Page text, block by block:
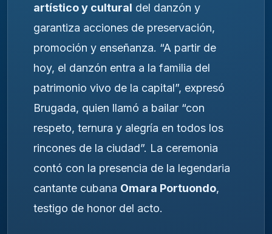
artístico y cultural del danzón y
garantiza acciones de preservación,
promoción y enseñanza. “A partir de
hoy, el danzón entra a la familia del
patrimonio vivo de la capital”, expresó
Brugada, quien llamó a bailar “con
respeto, ternura y alegría en todos los
rincones de la ciudad”. La ceremonia
contó con la presencia de la legendaria
cantante cubana Omara Portuondo,
testigo de honor del acto.